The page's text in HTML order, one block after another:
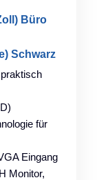
Büro
Schwarz
für
Eingang
Monitor,